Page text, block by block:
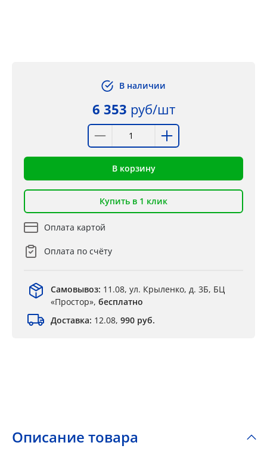
В наличии
6 353 руб/шт
В корзину
Купить в 1 клик
Оплата картой
Оплата по счёту
Самовывоз: 11.08, ул. Крыленко, д. 3Б, БЦ
«Простор», бесплатно
Доставка: 12.08, 990 руб.
Описание товара